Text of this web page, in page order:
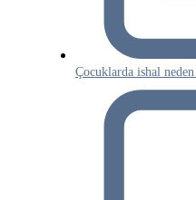
Çocuklarda ishal